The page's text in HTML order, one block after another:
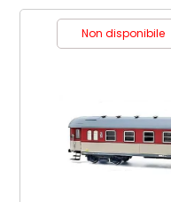
Non disponibile